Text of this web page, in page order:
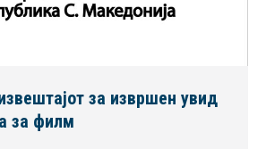
за извршен увид
за филм